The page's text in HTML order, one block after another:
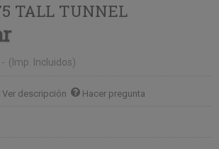
TALL TUNNEL
- (Imp. Incluidos)
Ver descripción Hacer pregunta